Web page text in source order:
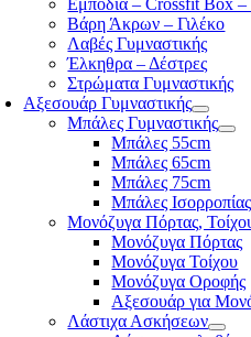
Εμπόδια – Crossfit Box –
Βάρη Άκρων – Γιλέκο
Λαβές Γυμναστικής
Έλκηθρα – Δέστρες
Στρώματα Γυμναστικής
Αξεσουάρ Γυμναστικής
Μπάλες Γυμναστικής
Μπάλες 55cm
Μπάλες 65cm
Μπάλες 75cm
Μπάλες Ισορροπίας
Μονόζυγα Πόρτας,
Μονόζυγα Πόρτας
Μονόζυγα Τοίχου
Μονόζυγα Οροφής
Αξεσουάρ για
Λάστιχα Ασκήσεων